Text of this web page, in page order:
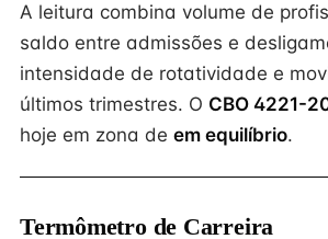
A leitura combina volume de
saldo entre admissões e
intensidade de rotatividade e
últimos trimestres. O CBO 4221-
hoje em zona de em equilíbrio.
Termômetro de Carreira